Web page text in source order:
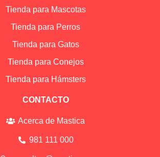
Tienda para Mascotas
Tienda para Perros
Tienda para Gatos
Tienda para Conejos
Tienda para Hámsters
CONTACTO
Acerca de Mastica
981 111 000